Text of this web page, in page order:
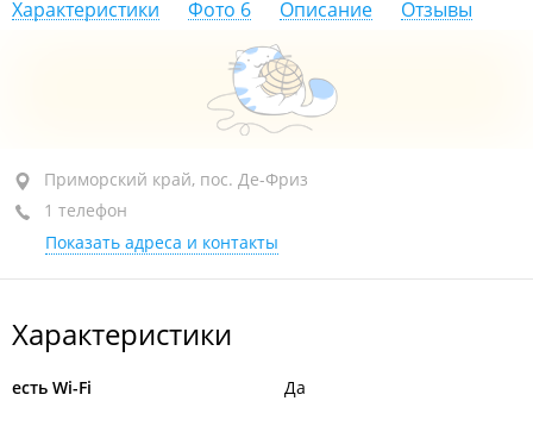
Характеристики Фото 6 Описание Отзывы
Приморский край, пос. Де-Фриз, ул. Морская 1Б, стр.
15
+7 914 709-94-21
открыто: 09:30–20:00
Приморский край, пос. Де-Фриз
1 телефон
Показать адреса и контакты
Характеристики
есть Wi-Fi Да